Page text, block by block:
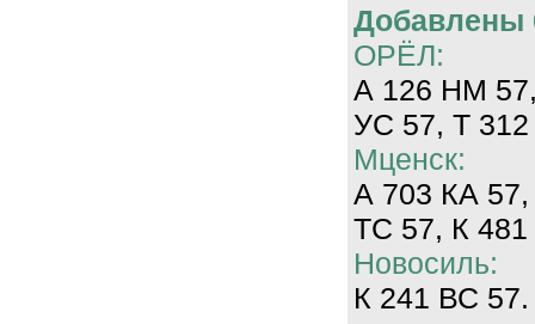
Добавлены
ОРЁЛ:
А 126 НМ
УС 57, Т
Мценск:
А 703 КА
ТС 57, К
Новосиль:
К 241 ВС 57.